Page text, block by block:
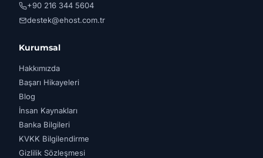
+90 216 344 5604
destek@ehost.com.tr
Kurumsal
Hakkımızda
Başarı Hikayeleri
Blog
İnsan Kaynakları
Banka Bilgileri
KVKK Bilgilendirme
Gizlilik Sözleşmesi